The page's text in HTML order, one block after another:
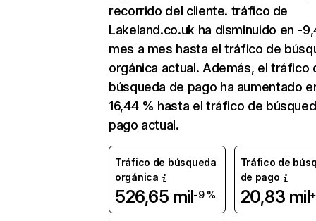
recorrido del cliente. tráfico de
Lakeland.co.uk ha disminuido en -
mes a mes hasta el tráfico de
orgánica actual. Además, el tráfico
búsqueda de pago ha aumentado
16,44 % hasta el tráfico de
pago actual.
Tráfico de búsqueda
orgánica
526,65 mil-9 %
Tráfico de
de pago
20,83 mil